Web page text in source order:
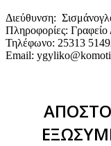
Διεύθυνση:
Πληροφορίες: Γραφείο
Τηλέφωνο: 25313
Email: